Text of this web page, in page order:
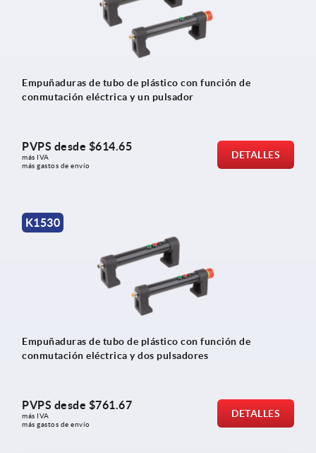
Empuñaduras de tubo de plástico con función de
conmutación eléctrica y un pulsador
PVPS desde $614.65
más IVA
más gastos de envío
DETALLES
K1530
Empuñaduras de tubo de plástico con función de
conmutación eléctrica y dos pulsadores
PVPS desde $761.67
más IVA
más gastos de envío
DETALLES